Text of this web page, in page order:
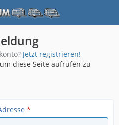
Jetzt registrieren!
diese Seite aufrufen zu
*